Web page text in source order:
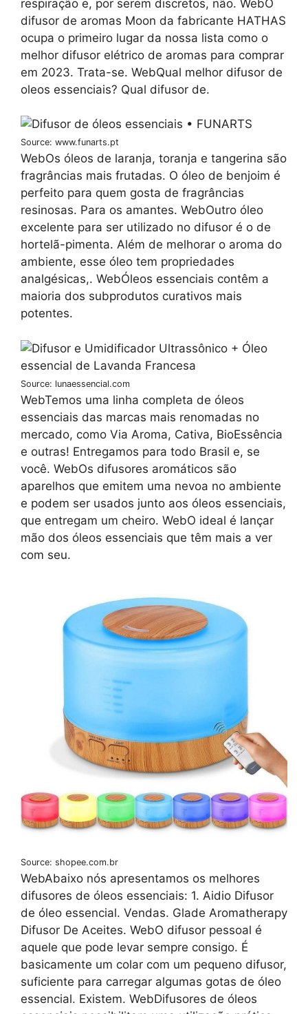
respiração e, por serem discretos, não. WebO
difusor de aromas Moon da fabricante HATHAS
ocupa o primeiro lugar da nossa lista como o
melhor difusor elétrico de aromas para comprar
em 2023. Trata-se. WebQual melhor difusor de
oleos essenciais? Qual difusor de.
Source: www.funarts.pt
WebOs óleos de laranja, toranja e tangerina são
fragrâncias mais frutadas. O óleo de benjoim é
perfeito para quem gosta de fragrâncias
resinosas. Para os amantes. WebOutro óleo
excelente para ser utilizado no difusor é o de
hortelã-pimenta. Além de melhorar o aroma do
ambiente, esse óleo tem propriedades
analgésicas,. WebÓleos essenciais contêm a
maioria dos subprodutos curativos mais
potentes.
Source: lunaessencial.com
WebTemos uma linha completa de óleos
essenciais das marcas mais renomadas no
mercado, como Via Aroma, Cativa, BioEssência
e outras! Entregamos para todo Brasil e, se
você. WebOs difusores aromáticos são
aparelhos que emitem uma nevoa no ambiente
e podem ser usados junto aos óleos essenciais,
que entregam um cheiro. WebO ideal é lançar
mão dos óleos essenciais que têm mais a ver
com seu.
Source: shopee.com.br
WebAbaixo nós apresentamos os melhores
difusores de óleos essenciais: 1. Aidio Difusor
de óleo essencial. Vendas. Glade Aromatherapy
Difusor De Aceites. WebO difusor pessoal é
aquele que pode levar sempre consigo. É
basicamente um colar com um pequeno difusor,
suficiente para carregar algumas gotas de óleo
essencial. Existem. WebDifusores de óleos